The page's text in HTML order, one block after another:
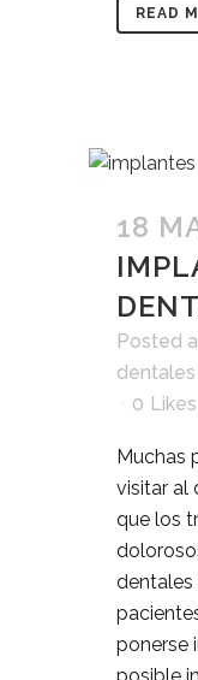
READ
18
Posted
dentales
0 Likes
Muchas
visitar al
que los
dentales
ponerse